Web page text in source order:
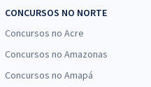
CONCURSOS NO NORTE
Concursos no Acre
Concursos no Amazonas
Concursos no Amapá